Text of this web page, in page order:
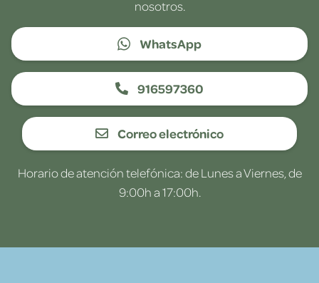
nosotros.
WhatsApp
916597360
Correo electrónico
Horario de atención telefónica: de Lunes a Viernes, de
9:00h a 17:00h.